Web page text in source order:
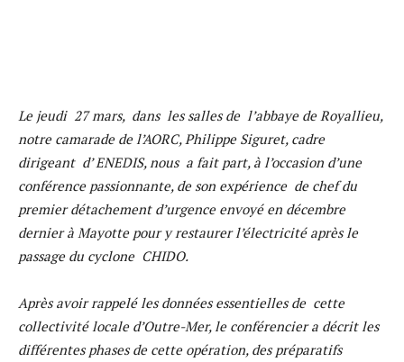
Le jeudi 27 mars, dans les salles de l’abbaye de Royallieu,
notre camarade de l’AORC, Philippe Siguret, cadre
dirigeant d’ ENEDIS, nous a fait part, à l’occasion d’une
conférence passionnante, de son expérience de chef du
premier détachement d’urgence envoyé en décembre
dernier à Mayotte pour y restaurer l’électricité après le
passage du cyclone CHIDO.
Après avoir rappelé les données essentielles de cette
collectivité locale d’Outre-Mer, le conférencier a décrit les
différentes phases de cette opération, des préparatifs